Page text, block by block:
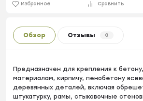
Избранное Сравнить
Обзор Отзывы 0
Предназначен для крепления к
материалам, кирпичу, пенобетону
деревянных деталей, включая
штукатурку, рамы, стыковочные